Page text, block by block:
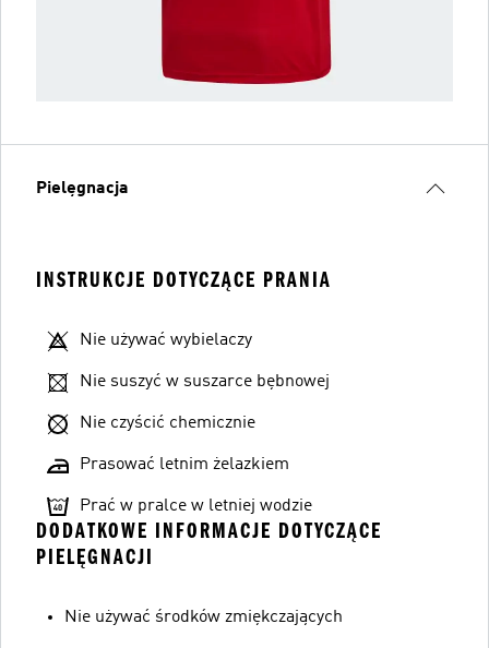
Pielęgnacja
INSTRUKCJE DOTYCZĄCE PRANIA
Nie używać wybielaczy
Nie suszyć w suszarce bębnowej
Nie czyścić chemicznie
Prasować letnim żelazkiem
Prać w pralce w letniej wodzie
DODATKOWE INFORMACJE DOTYCZĄCE
PIELĘGNACJI
Nie używać środków zmiękczających